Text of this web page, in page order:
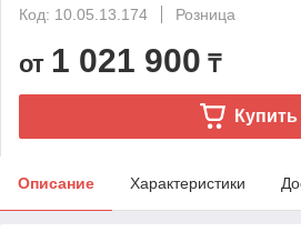
Код: 10.05.13.174
Розница
от 1 021 900 ₸
Купить
Описание Характеристики